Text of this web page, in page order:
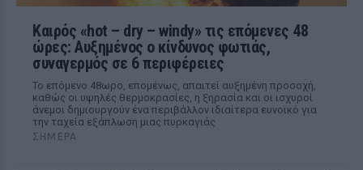
Καιρός «hot – dry – windy» τις επόμενες 48
ώρες: Αυξημένος ο κίνδυνος φωτιάς,
συναγερμός σε 6 περιφέρειες
Το επόμενο 48ωρο, επομένως, απαιτεί αυξημένη προσοχή,
καθώς οι υψηλές θερμοκρασίες, η ξηρασία και οι ισχυροί
άνεμοι δημιουργούν ένα περιβάλλον ιδιαίτερα ευνοϊκό για
την ταχεία εξάπλωση μιας πυρκαγιάς
ΣΉΜΕΡΑ